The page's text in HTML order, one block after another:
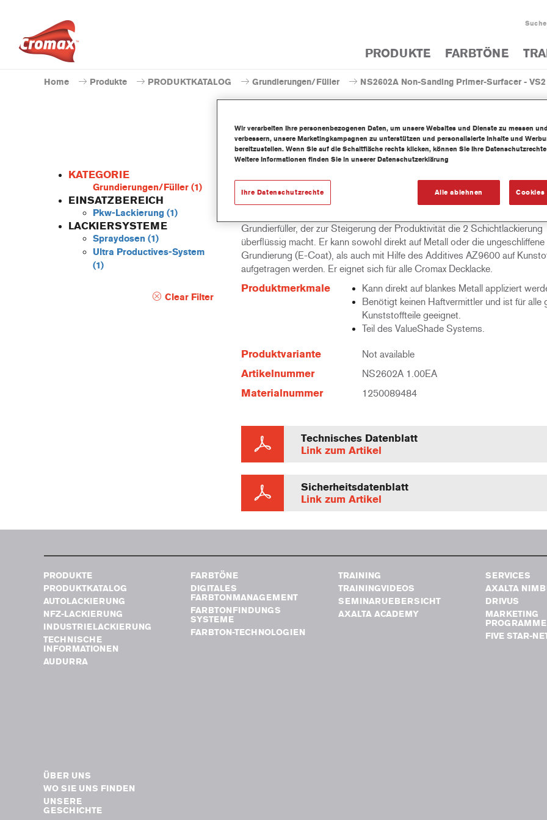
Suche
PRODUKTE FARBTÖNE
Home Produkte PRODUKTKATALOG Grundierungen/Füller NS2602A Non-Sanding Primer-Surfacer - VS2
KATEGORIE
Grundierungen/Füller (1)
EINSATZBEREICH
Pkw-Lackierung (1)
LACKIERSYSTEME
Spraydosen (1)
Ultra Productives-System
(1)
Clear Filter
NS2602A Non-Sanding
Grundierfüller, der zur Steigerung der Produktivität die 2 Schichtlackierung
überflüssig macht. Er kann sowohl direkt auf Metall oder die ungeschliffene
Grundierung (E-Coat), als auch mit Hilfe des Additives AZ9600 auf
aufgetragen werden. Er eignet sich für alle Cromax Decklacke.
Produktmerkmale
Kann direkt auf blankes Metall appliziert
Benötigt keinen Haftvermittler und ist für alle
Kunststoffteile geeignet.
Teil des ValueShade Systems.
Produktvariante Not available
Artikelnummer NS2602A 1.00EA
Materialnummer 1250089484
Technisches Datenblatt
Link zum Artikel
Sicherheitsdatenblatt
Link zum Artikel
PRODUKTE
PRODUKTKATALOG
AUTOLACKIERUNG
NFZ-LACKIERUNG
INDUSTRIELACKIERUNG
TECHNISCHE
INFORMATIONEN
AUDURRA
FARBTÖNE
DIGITALES
FARBTONMANAGEMENT
FARBTONFINDUNGS
SYSTEME
FARBTON-TECHNOLOGIEN
TRAINING
TRAININGVIDEOS
SEMINARUEBERSICHT
AXALTA ACADEMY
SERVICES
AXALTA
DRIVUS
MARKETING
FIVE STAR-
ÜBER UNS
WO SIE UNS FINDEN
UNSERE
GESCHICHTE
Wir verarbeiten Ihre personenbezogenen Daten, um unsere Websites und Dienste zu messen
verbessern, unsere Marketingkampagnen zu unterstützen und personalisierte Inhalte und
bereitzustellen. Wenn Sie auf die Schaltfläche rechts klicken, können Sie Ihre
Weitere Informationen finden Sie in unserer Datenschutzerklärung
Alle ablehnen Cookies
Ihre Datenschutzrechte